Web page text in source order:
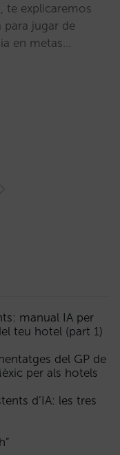
te explicaremos
jugar de
en metas…
manual IA per
teu hotel (part 1)
del GP de
per als hotels
d’IA: les tres